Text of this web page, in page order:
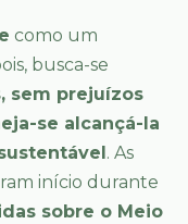
como um
busca-se
sem prejuízos
se alcançá-la
. As
início durante
sobre o Meio